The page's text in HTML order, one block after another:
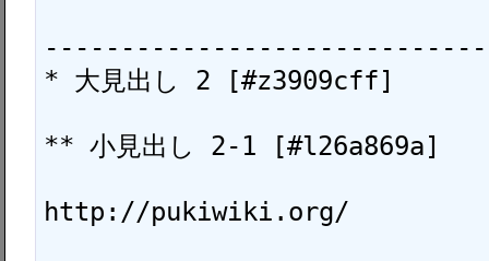
* 大見出し 2 [#z3909cff]
** 小見出し 2-1 [#l26a869a]
http://pukiwiki.org/